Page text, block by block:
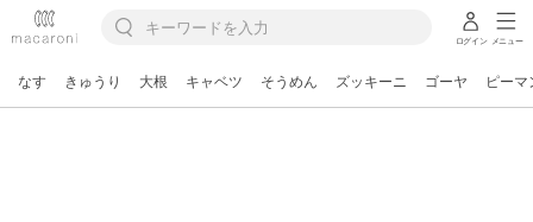
ログイン メニュー
なす きゅうり 大根 キャベツ そうめん ズッキーニ ゴーヤ ピーマ